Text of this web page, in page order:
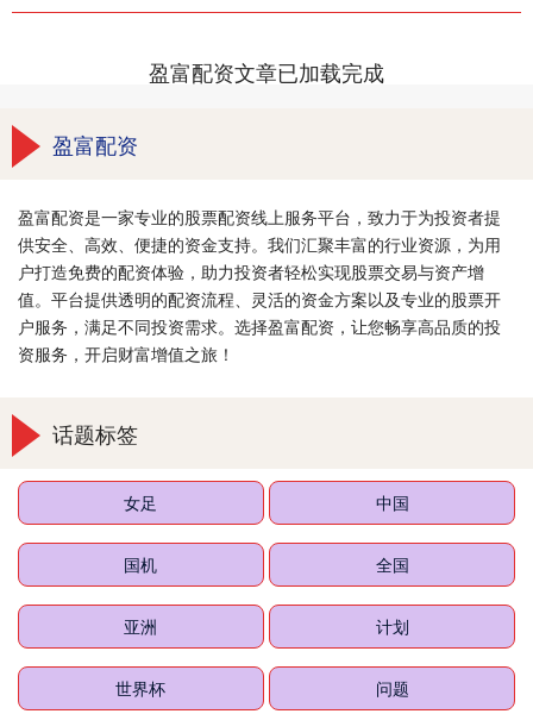
盈富配资文章已加载完成
盈富配资
盈富配资是一家专业的股票配资线上服务平台，致力于为投资者提
供安全、高效、便捷的资金支持。我们汇聚丰富的行业资源，为用
户打造免费的配资体验，助力投资者轻松实现股票交易与资产增
值。平台提供透明的配资流程、灵活的资金方案以及专业的股票开
户服务，满足不同投资需求。选择盈富配资，让您畅享高品质的投
资服务，开启财富增值之旅！
话题标签
女足 中国
国机 全国
亚洲 计划
世界杯 问题